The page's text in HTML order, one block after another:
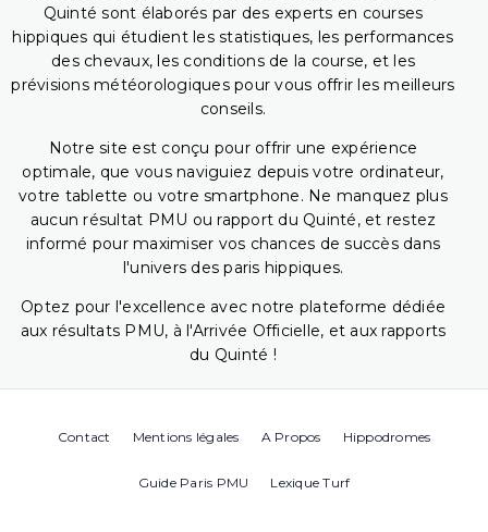
Quinté sont élaborés par des experts en courses
hippiques qui étudient les statistiques, les performances
des chevaux, les conditions de la course, et les
prévisions météorologiques pour vous offrir les meilleurs
conseils.
Notre site est conçu pour offrir une expérience
optimale, que vous naviguiez depuis votre ordinateur,
votre tablette ou votre smartphone. Ne manquez plus
aucun résultat PMU ou rapport du Quinté, et restez
informé pour maximiser vos chances de succès dans
l'univers des paris hippiques.
Optez pour l'excellence avec notre plateforme dédiée
aux résultats PMU, à l'Arrivée Officielle, et aux rapports
du Quinté !
Contact Mentions légales A Propos Hippodromes
Guide Paris PMU Lexique Turf